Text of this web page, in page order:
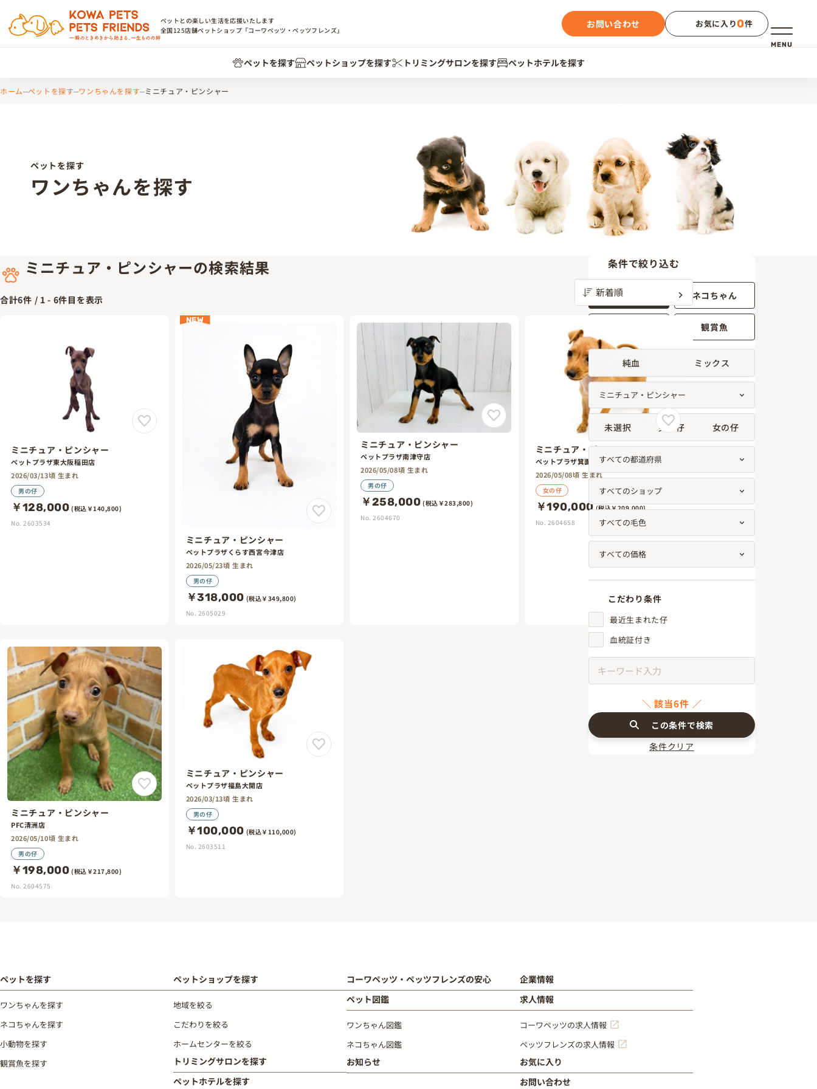
メニュー
MENU
ペットとの楽しい生活を応援いたします
全国125店舗ペットショップ「コーワペッツ・ペッツフレンズ」
お問い合わせ お気に入り0件
ペットを探す ペットショップを探す トリミングサロンを探す ペットホテルを探す
ホーム ペットを探す ワンちゃんを探す ミニチュア・ピンシャー
ペットを探す
ワンちゃんを探す
ミニチュア・ピンシャーの検索結果
合計6件 / 1 - 6件目を表示
ミニチュア・ピンシャー
ペットプラザ東大阪稲田店
2026/03/13頃 生まれ
男の仔
￥128,000 (税込￥140,800)
No. 2603534
NEW
ミニチュア・ピンシャー
ペットプラザくらす西宮今津店
2026/05/23頃 生まれ
男の仔
￥318,000 (税込￥349,800)
No. 2605029
ミニチュア・ピンシャー
ペットプラザ南津守店
2026/05/08頃 生まれ
男の仔
￥258,000 (税込￥283,800)
No. 2604670
ミニチュア・ピンシャー
ペットプラザ箕面今宮店
2026/05/08頃 生まれ
女の仔
￥190,000 (税込￥209,000)
No. 2604658
ミニチュア・ピンシャー
PFC清洲店
2026/05/10頃 生まれ
男の仔
￥198,000 (税込￥217,800)
No. 2604575
ミニチュア・ピンシャー
ペットプラザ福島大開店
2026/03/13頃 生まれ
男の仔
￥100,000 (税込￥110,000)
No. 2603511
条件で絞り込む
ワンちゃん ネコちゃん
観賞魚
純血 ミックス
未選択 男の仔 女の仔
こだわり条件
最近生まれた仔
血統証付き
該当6件
この条件で検索
条件クリア
ペットを探す
ワンちゃんを探す
ネコちゃんを探す
小動物を探す
観賞魚を探す
ペットショップを探す
地域を絞る
こだわりを絞る
ホームセンターを絞る
トリミングサロンを探す
ペットホテルを探す
コーワペッツ・ペッツフレンズの安心
ペット図鑑
ワンちゃん図鑑
ネコちゃん図鑑
お知らせ
企業情報
求人情報
コーワペッツの求人情報
ペッツフレンズの求人情報
お気に入り
お問い合わせ